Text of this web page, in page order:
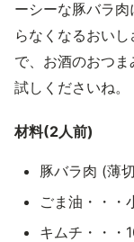
ーシーな豚バラ
らなくなるおい
で、お酒のおつ
試しくださいね。
材料(2人前)
豚バラ肉 (薄
ごま油・・・
キムチ・・・